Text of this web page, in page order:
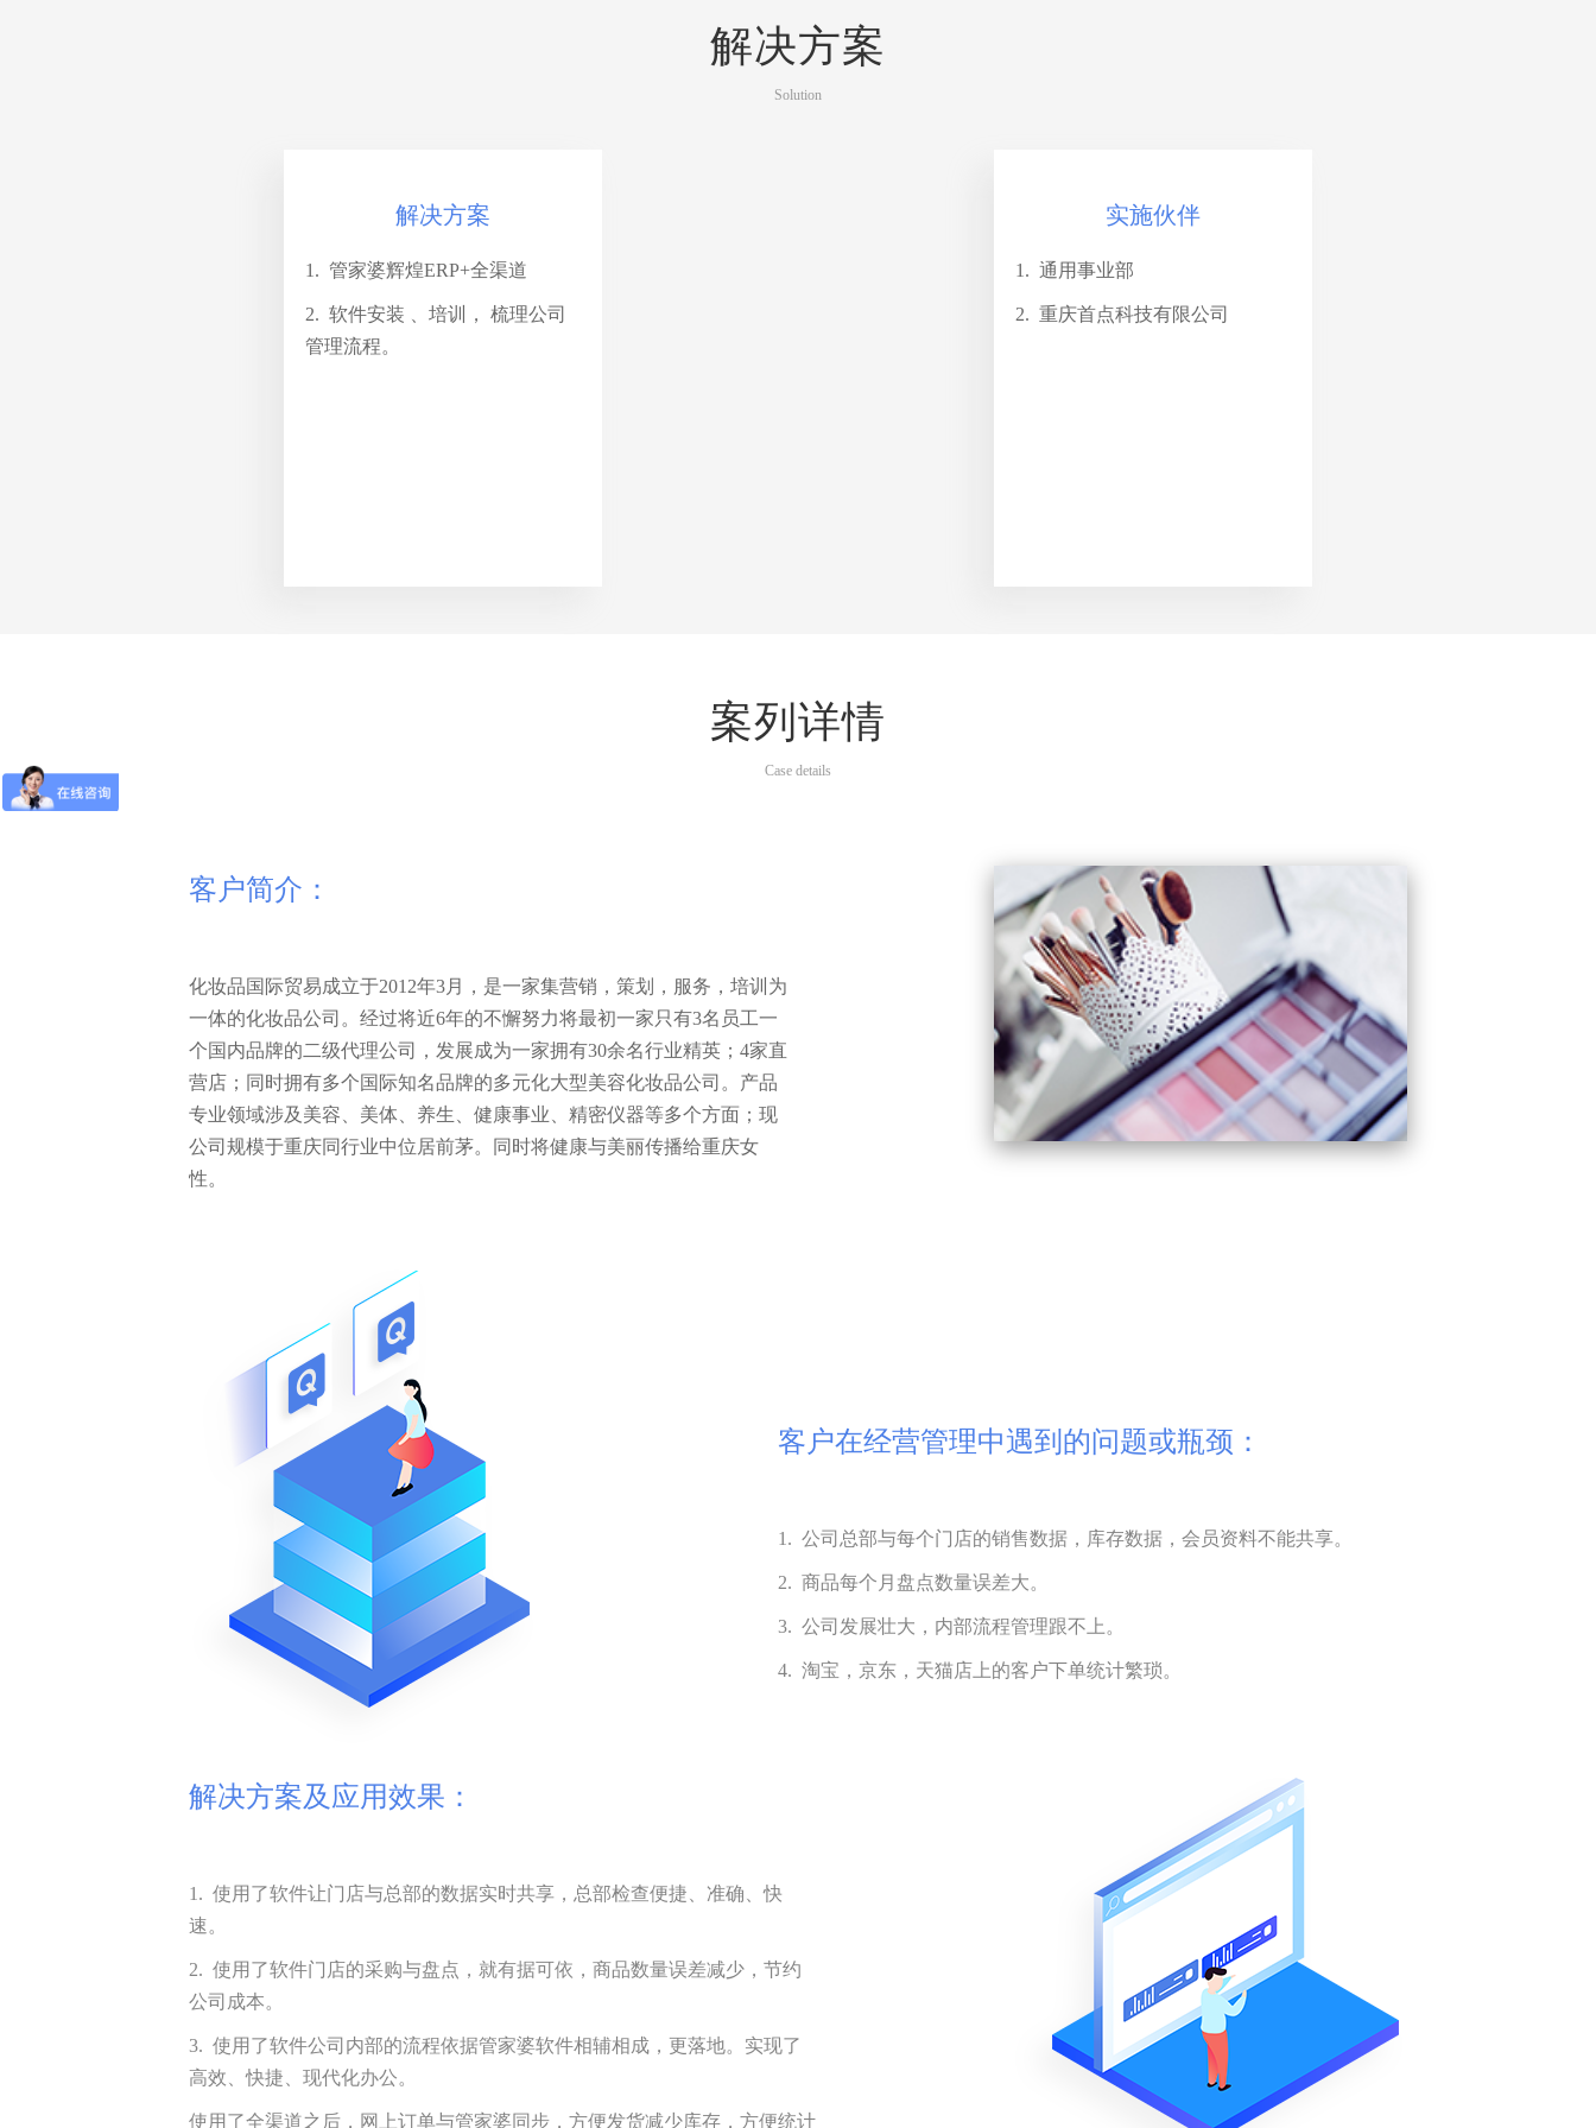
解决方案
Solution
解决方案
1. 管家婆辉煌ERP+全渠道
2. 软件安装 、培训， 梳理公司
管理流程。
实施伙伴
1. 通用事业部
2. 重庆首点科技有限公司
案列详情
Case details
客户简介：
化妆品国际贸易成立于2012年3月，是一家集营销，策划，服务，培训为
一体的化妆品公司。经过将近6年的不懈努力将最初一家只有3名员工一
个国内品牌的二级代理公司，发展成为一家拥有30余名行业精英；4家直
营店；同时拥有多个国际知名品牌的多元化大型美容化妆品公司。产品
专业领域涉及美容、美体、养生、健康事业、精密仪器等多个方面；现
公司规模于重庆同行业中位居前茅。同时将健康与美丽传播给重庆女
性。
客户在经营管理中遇到的问题或瓶颈：
1. 公司总部与每个门店的销售数据，库存数据，会员资料不能共享。
2. 商品每个月盘点数量误差大。
3. 公司发展壮大，内部流程管理跟不上。
4. 淘宝，京东，天猫店上的客户下单统计繁琐。
解决方案及应用效果：
1. 使用了软件让门店与总部的数据实时共享，总部检查便捷、准确、快
速。
2. 使用了软件门店的采购与盘点，就有据可依，商品数量误差减少，节约
公司成本。
3. 使用了软件公司内部的流程依据管家婆软件相辅相成，更落地。实现了
高效、快捷、现代化办公。
使用了全渠道之后，网上订单与管家婆同步，方便发货减少库存，方便统计